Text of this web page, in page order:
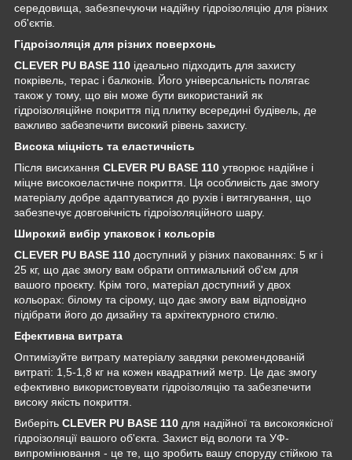
середовища, забезпечуючи надійну гідроізоляцію для різних
об'єктів.
Гідроізоляція для різних поверхонь
CLEVER PU BASE 110 ідеально підходить для захисту
покрівель, терас і балконів. Його універсальність полягає
також у тому, що він може бути використаний як
гідроізоляційне покриття під плитку всередині будівель, де
важливо забезпечити високий рівень захисту.
Висока міцність та еластичність
Після висихання CLEVER PU BASE 110 утворює надійне і
міцне високоеластичне покриття. Ця особливість дає змогу
матеріалу добре адаптуватися до рухів і витягування, що
забезпечує довговічність гідроізоляційного шару.
Широкий вибір упаковок і кольорів
CLEVER PU BASE 110 доступний у різних пакованнях: 5 кг і
25 кг, що дає змогу вам обрати оптимальний об'єм для
вашого проєкту. Крім того, матеріал доступний у двох
кольорах: білому та сірому, що дає змогу вам відповідно
підібрати його до дизайну та архітектурного стилю.
Ефективна витрата
Оптимізуйте витрату матеріалу завдяки рекомендованій
витраті: 1,5-1,8 кг на кожен квадратний метр. Це дає змогу
ефективно використовувати гідроізоляцію та забезпечити
високу якість покриття.
Виберіть CLEVER PU BASE 110 для надійної та високоякісної
гідроізоляції вашого об'єкта. Захист від вологи та УФ-
випромінювання - це те, що зробить вашу споруду стійкою та